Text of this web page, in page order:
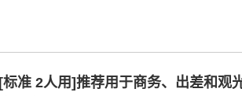
[标准 2人用]推荐用于商务、出差和观